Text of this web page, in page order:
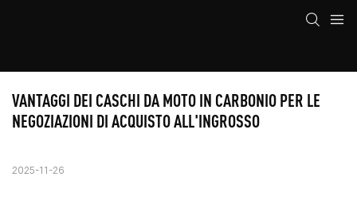
VANTAGGI DEI CASCHI DA MOTO IN CARBONIO PER LE
NEGOZIAZIONI DI ACQUISTO ALL'INGROSSO
2025-11-26